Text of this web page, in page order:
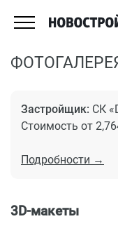
Застройщик: СК
Стоимость от
Подробности →
3D-макеты